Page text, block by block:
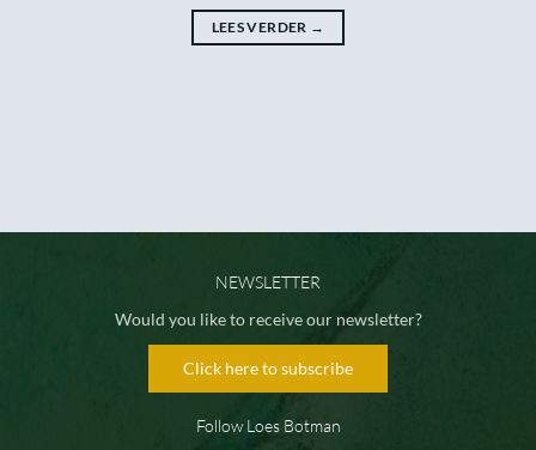
LEES VERDER →
NEWSLETTER
Would you like to receive our newsletter?
Click here to subscribe
Follow Loes Botman